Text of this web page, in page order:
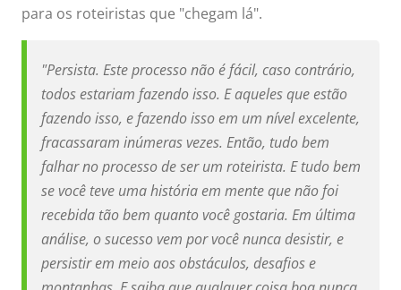
para os roteiristas que "chegam lá".
"Persista. Este processo não é fácil, caso contrário,
todos estariam fazendo isso. E aqueles que estão
fazendo isso, e fazendo isso em um nível excelente,
fracassaram inúmeras vezes. Então, tudo bem
falhar no processo de ser um roteirista. E tudo bem
se você teve uma história em mente que não foi
recebida tão bem quanto você gostaria. Em última
análise, o sucesso vem por você nunca desistir, e
persistir em meio aos obstáculos, desafios e